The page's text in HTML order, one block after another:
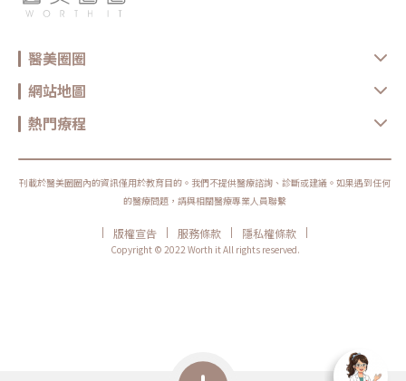
醫美圈圈
網站地圖
熱門療程
刊載於醫美圈圈內的資訊僅用於教育目的。我們不提供醫療諮詢、診斷或建議。如果遇到任何
的醫療問題，請與相關醫療專業人員聯繫
| 版權宣告 | 服務條款 | 隱私權條款
|
Copyright © 2022 Worth it All rights reserved.